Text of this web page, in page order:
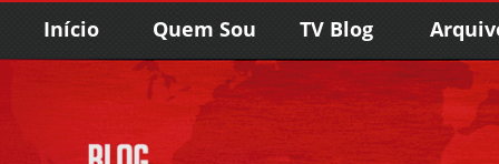
Início Quem Sou TV Blog